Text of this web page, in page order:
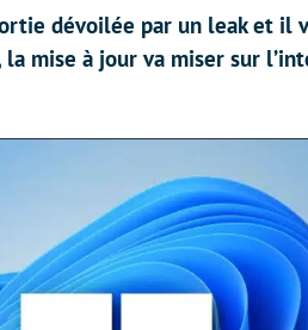
dévoilée par un leak et il
la mise à jour va miser sur